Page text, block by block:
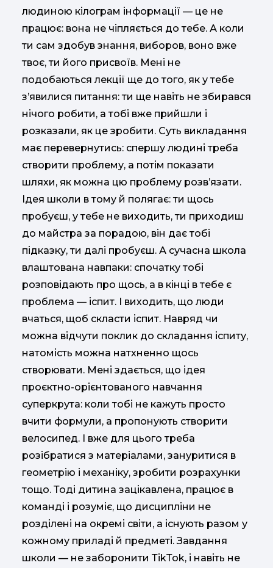
людиною кілограм інформації — це не
працює: вона не чіпляється до тебе. А коли
ти сам здобув знання, виборов, воно вже
твоє, ти його присвоїв. Мені не
подобаються лекції ще до того, як у тебе
з’явилися питання: ти ще навіть не збирався
нічого робити, а тобі вже прийшли і
розказали, як це зробити. Суть викладання
має перевернутись: спершу людині треба
створити проблему, а потім показати
шляхи, як можна цю проблему розв’язати.
Ідея школи в тому й полягає: ти щось
пробуєш, у тебе не виходить, ти приходиш
до майстра за порадою, він дає тобі
підказку, ти далі пробуєш. А сучасна школа
влаштована навпаки: спочатку тобі
розповідають про щось, а в кінці в тебе є
проблема — іспит. І виходить, що люди
вчаться, щоб скласти іспит. Навряд чи
можна відчути поклик до складання іспиту,
натомість можна натхненно щось
створювати. Мені здається, що ідея
проєктно-орієнтованого навчання
суперкрута: коли тобі не кажуть просто
вчити формули, а пропонують створити
велосипед. І вже для цього треба
розібратися з матеріалами, зануритися в
геометрію і механіку, зробити розрахунки
тощо. Тоді дитина зацікавлена, працює в
команді і розуміє, що дисципліни не
розділені на окремі світи, а існують разом у
кожному приладі й предметі. Завдання
школи — не заборонити ТіkТоk, і навіть не